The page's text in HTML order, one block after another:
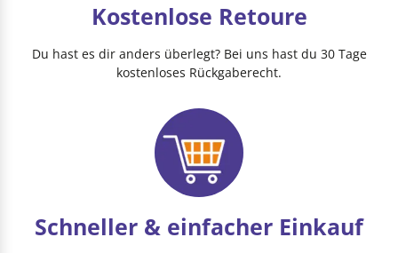
Kostenlose Retoure
Du hast es dir anders überlegt? Bei uns hast du 30 Tage
kostenloses Rückgaberecht.
Schneller & einfacher Einkauf